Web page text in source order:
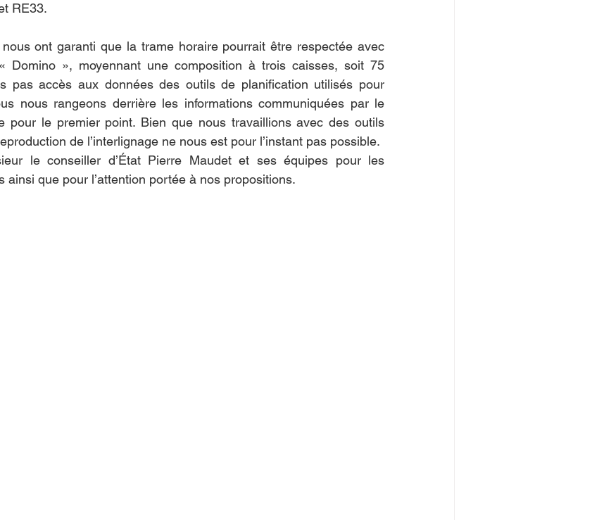
RE33.
ont garanti que la trame horaire pourrait être respectée avec
Domino », moyennant une composition à trois caisses, soit 75
pas accès aux données des outils de planification utilisés pour
nous rangeons derrière les informations communiquées par le
pour le premier point. Bien que nous travaillions avec des outils
de l’interlignage ne nous est pour l’instant pas possible.
le conseiller d’État Pierre Maudet et ses équipes pour les
ainsi que pour l’attention portée à nos propositions.